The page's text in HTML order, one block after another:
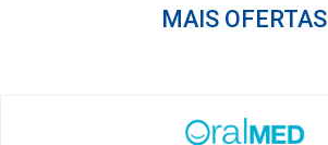
MAIS OFERTAS